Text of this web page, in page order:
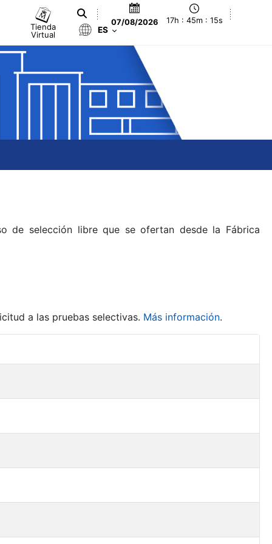
Tienda
Virtual
07/08/2026 17h : 45m : 16s
ES
de selección libre que se ofertan desde la Fábrica
a las pruebas selectivas. Más información.